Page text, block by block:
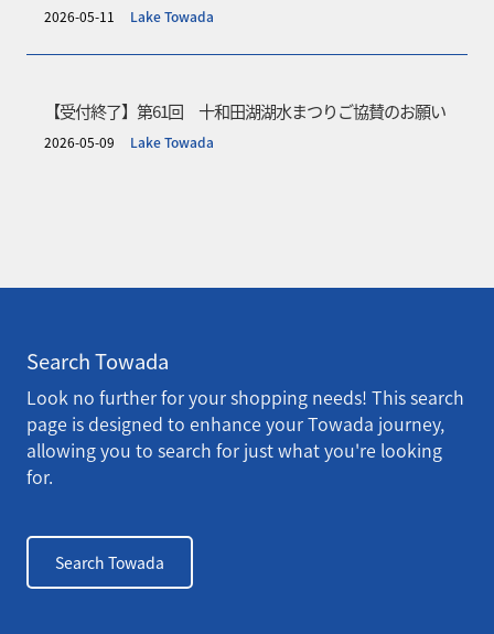
2026-05-11 Lake Towada
【受付終了】第61回 十和田湖湖水まつりご協賛のお願い
2026-05-09 Lake Towada
Search Towada
Look no further for your shopping needs! This search
page is designed to enhance your Towada journey,
allowing you to search for just what you're looking
for.
Search Towada